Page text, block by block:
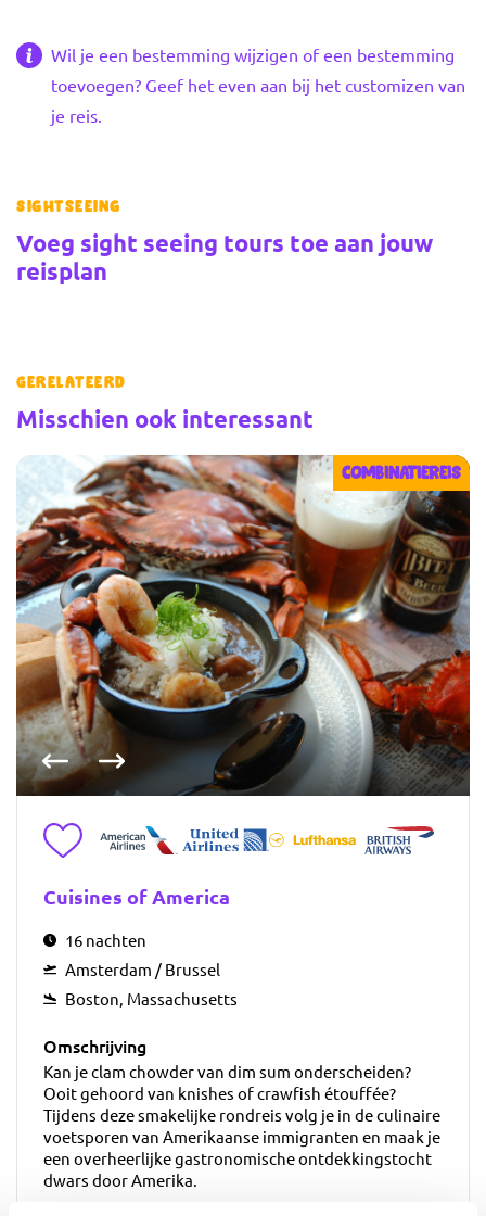
+
−
Wil je een bestemming wijzigen of een bestemming
toevoegen? Geef het even aan bij het customizen van
je reis.
Sightseeing
Voeg sight seeing tours toe aan jouw
reisplan
Gerelateerd
Misschien ook interessant
COMBINATIEREIS
Vorige fotoVolgende foto
Toevoegen aan favorieten
Cuisines of America
16 nachten
Amsterdam / Brussel
Boston, Massachusetts
Omschrijving
Kan je clam chowder van dim sum onderscheiden?
Ooit gehoord van knishes of crawfish étouffée?
Tijdens deze smakelijke rondreis volg je in de culinaire
voetsporen van Amerikaanse immigranten en maak je
een overheerlijke gastronomische ontdekkingstocht
dwars door Amerika.